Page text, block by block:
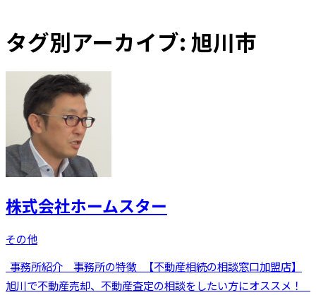
タグ別アーカイブ: 旭川市
株式会社ホームスター
その他
事務所紹介 事務所の特徴 【不動産相続の相談窓口加盟店】
旭川で不動産売却、不動産査定の相談をしたい方にオススメ！